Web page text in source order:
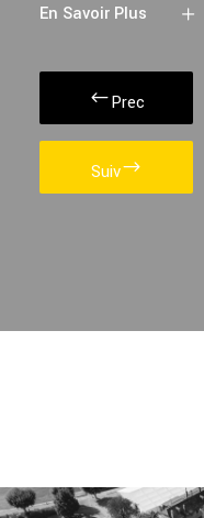
En Savoir Plus
Prec
Suiv